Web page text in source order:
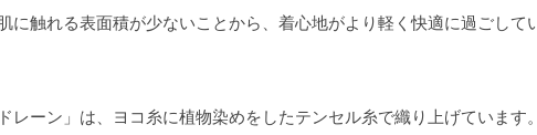
に触れる表面積が少ないことから、着心地がより軽く快適に過ごして
レーン」は、ヨコ糸に植物染めをしたテンセル糸で織り上げています。